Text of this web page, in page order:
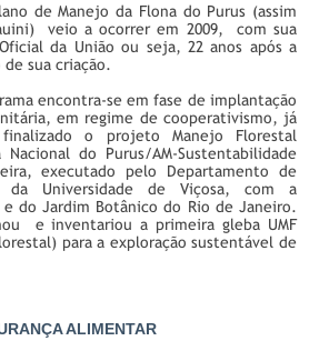
de Manejo da Flona do Purus (assim
veio a ocorrer em 2009, com sua
da União ou seja, 22 anos após a
sua criação.
encontra-se em fase de implantação
em regime de cooperativismo, já
o projeto Manejo Florestal
do Purus/AM-Sustentabilidade
executado pelo Departamento de
da Universidade de Viçosa, com a
e do Jardim Botânico do Rio de Janeiro.
e inventariou a primeira gleba UMF
para a exploração sustentável de
ALIMENTAR